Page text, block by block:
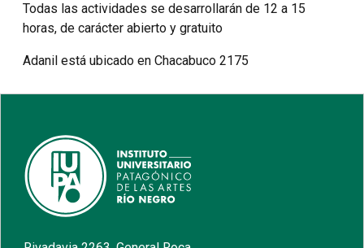
Todas las actividades se desarrollarán de 12 a 15
horas, de carácter abierto y gratuito
Adanil está ubicado en Chacabuco 2175